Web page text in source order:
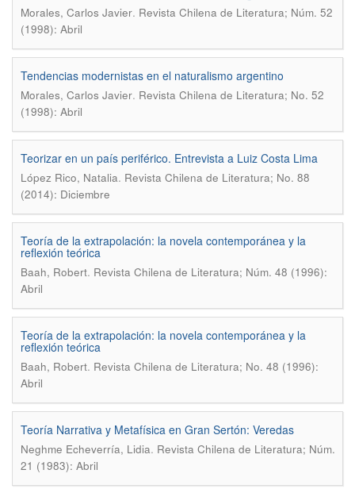
Morales, Carlos Javier. Revista Chilena de Literatura; Núm. 52
(1998): Abril
Tendencias modernistas en el naturalismo argentino
Morales, Carlos Javier. Revista Chilena de Literatura; No. 52
(1998): Abril
Teorizar en un país periférico. Entrevista a Luiz Costa Lima
López Rico, Natalia. Revista Chilena de Literatura; No. 88
(2014): Diciembre
Teoría de la extrapolación: la novela contemporánea y la
reflexión teórica
Baah, Robert. Revista Chilena de Literatura; Núm. 48 (1996):
Abril
Teoría de la extrapolación: la novela contemporánea y la
reflexión teórica
Baah, Robert. Revista Chilena de Literatura; No. 48 (1996):
Abril
Teoría Narrativa y Metafísica en Gran Sertón: Veredas
Neghme Echeverría, Lidia. Revista Chilena de Literatura; Núm.
21 (1983): Abril